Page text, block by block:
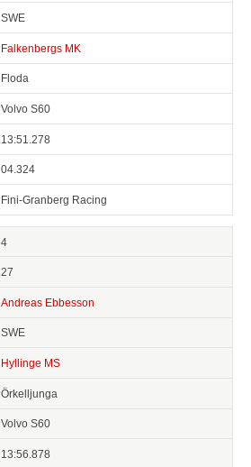
SWE
Falkenbergs MK
Floda
Volvo S60
13:51.278
04.324
Fini-Granberg Racing
4
27
Andreas Ebbesson
SWE
Hyllinge MS
Örkelljunga
Volvo S60
13:56.878